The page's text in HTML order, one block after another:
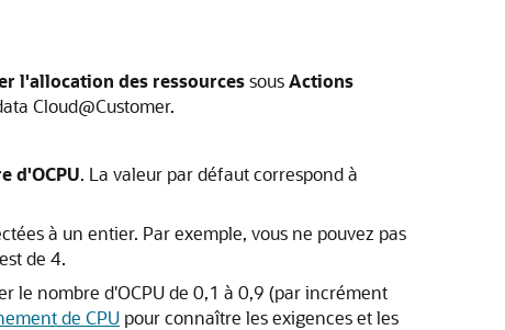
l'allocation des ressourcessousActions
Cloud@Customer.
d'OCPU. La valeur par défaut correspond à
à un entier. Par exemple, vous ne pouvez pas
de 4.
le nombre d'OCPU de 0,1 à 0,9 (par incrément
de CPU pour connaître les exigences et les